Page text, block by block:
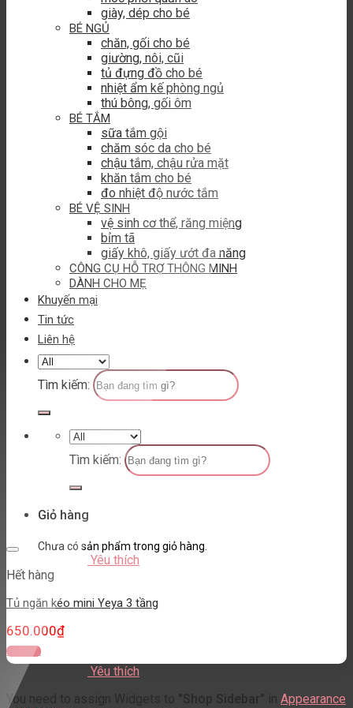
giày, dép cho bé
BÉ NGỦ
chăn, gối cho bé
giường, nôi, cũi
tủ đựng đồ cho bé
nhiệt ẩm kế phòng ngủ
thú bông, gối ôm
BÉ TẮM
sữa tắm gội
chăm sóc da cho bé
chậu tắm, chậu rửa mặt
khăn tắm cho bé
đo nhiệt độ nước tắm
BÉ VỆ SINH
vệ sinh cơ thể, răng miệng
bỉm tã
giấy khô, giấy ướt đa năng
CÔNG CỤ HỖ TRỢ THÔNG MINH
DÀNH CHO MẸ
Khuyến mại
Tin tức
Liên hệ
Tìm kiếm:
Tìm kiếm:
Giỏ hàng
Chưa có sản phẩm trong giỏ hàng.
Yêu thích
Hết hàng
Tủ ngăn kéo mini Yeya 3 tầng
650.000₫
Đọc tiếp
Yêu thích
You need to assign Widgets to
"Shop Sidebar"
Appearance